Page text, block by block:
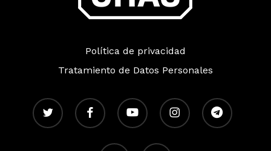
Política de privacidad
Tratamiento de Datos Personales
twitter facebook youtube instagram telegram